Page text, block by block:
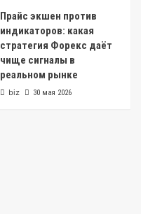
Прайс экшен против
индикаторов: какая
стратегия Форекс даёт
чище сигналы в
реальном рынке
biz 30 мая 2026